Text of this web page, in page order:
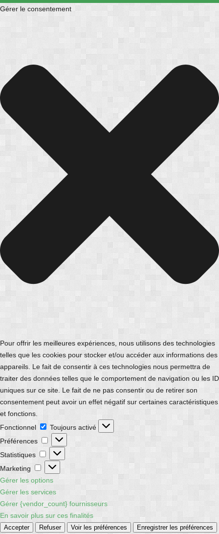
Gérer le consentement
Pour offrir les meilleures expériences, nous utilisons des technologies
telles que les cookies pour stocker et/ou accéder aux informations des
appareils. Le fait de consentir à ces technologies nous permettra de
traiter des données telles que le comportement de navigation ou les ID
uniques sur ce site. Le fait de ne pas consentir ou de retirer son
consentement peut avoir un effet négatif sur certaines caractéristiques
et fonctions.
Fonctionnel
Fonctionnel
Toujours activé
Préférences
Préférences
Statistiques Statistiques
Marketing
Marketing
Gérer les options
Gérer les services
Gérer {vendor_count} fournisseurs
En savoir plus sur ces finalités
Accepter Refuser Voir les préférences Enregistrer les préférences